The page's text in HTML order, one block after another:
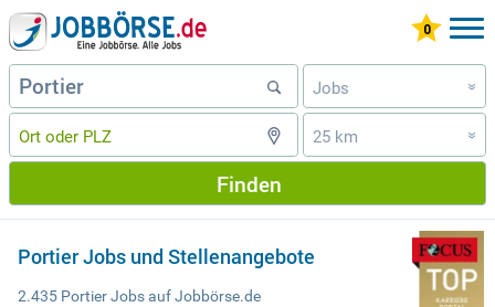
Jobs »
25 km »
Finden
Portier Jobs und Stellenangebote
2.435 Portier Jobs auf Jobbörse.de